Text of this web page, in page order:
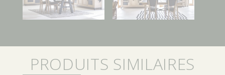
PRODUITS SIMILAIRES